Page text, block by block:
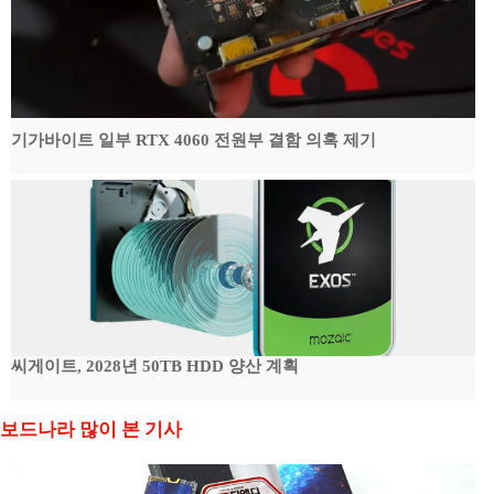
기가바이트 일부 RTX 4060 전원부 결함 의혹 제기
씨게이트, 2028년 50TB HDD 양산 계획
보드나라 많이 본 기사